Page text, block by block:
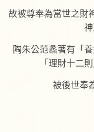
故被尊奉為當世之財
陶朱公范蠡著有「
「理財十二
被後世奉